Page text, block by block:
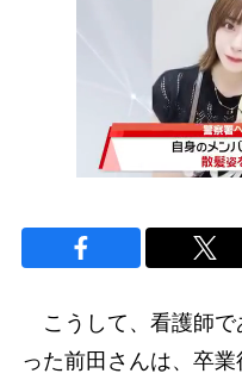
こうして、看護師で
った前田さんは、卒